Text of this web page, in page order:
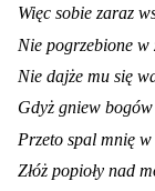
Więc sobie zaraz
Nie pogrzebione w
Nie dajże mu się
Gdyż gniew
Przeto spal mnię w
Złóż popioły nad